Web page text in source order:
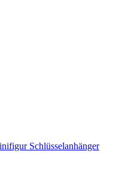
Schlüsselanhänger